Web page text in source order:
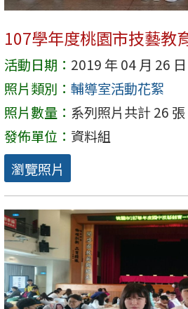
107學年度桃園市技藝教
活動日期： 2019 年 04 月 26 日
照片類別： 輔導室活動花絮
照片數量： 系列照片共計 26 張
發佈單位： 資料組
瀏覽照片